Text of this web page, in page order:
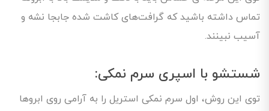
تماس داشته باشید که گرافت‌های کاشت شده جابجا نشه و
آسیب نبینند.
شستشو با اسپری سرم نمکی:
توی این روش، اول سرم نمکی استریل را به آرامی روی ابروها